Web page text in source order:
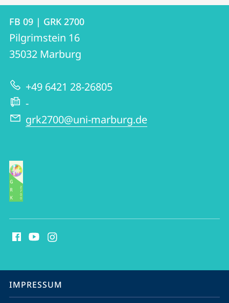
Kontakt
und
Informationen
zur
Website
Kontaktinformationen
FB
09
|
GRK
2700
FB 09 | GRK 2700
Pilgrimstein 16
35032 Marburg
+49 6421 28-26805
-
grk2700@uni-marburg.de
Media
Service-
Navigation
IMPRESSUM